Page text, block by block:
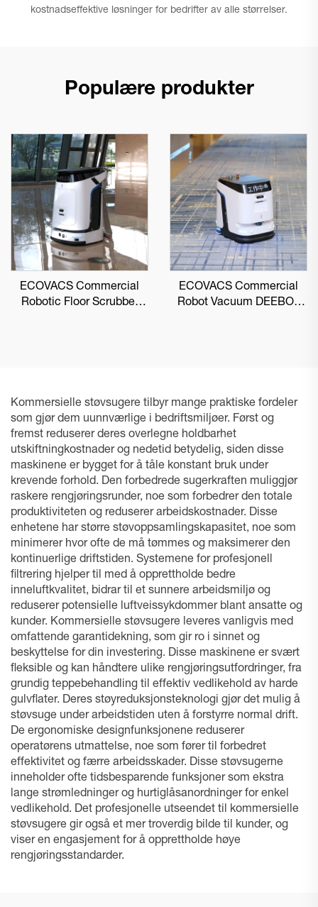
kostnadseffektive løsninger for bedrifter av alle størrelser.
Populære produkter
ECOVACS Commercial
Robotic Floor Scrubber
ECOVACS Commercial
Robot Vacuum DEEBOT
Kommersielle støvsugere tilbyr mange praktiske fordeler
som gjør dem uunnværlige i bedriftsmiljøer. Først og
fremst reduserer deres overlegne holdbarhet
utskiftningkostnader og nedetid betydelig, siden disse
maskinene er bygget for å tåle konstant bruk under
krevende forhold. Den forbedrede sugerkraften muliggjør
raskere rengjøringsrunder, noe som forbedrer den totale
produktiviteten og reduserer arbeidskostnader. Disse
enhetene har større støvoppsamlingskapasitet, noe som
minimerer hvor ofte de må tømmes og maksimerer den
kontinuerlige driftstiden. Systemene for profesjonell
filtrering hjelper til med å opprettholde bedre
inneluftkvalitet, bidrar til et sunnere arbeidsmiljø og
reduserer potensielle luftveissykdommer blant ansatte og
kunder. Kommersielle støvsugere leveres vanligvis med
omfattende garantidekning, som gir ro i sinnet og
beskyttelse for din investering. Disse maskinene er svært
fleksible og kan håndtere ulike rengjøringsutfordringer, fra
grundig teppebehandling til effektiv vedlikehold av harde
gulvflater. Deres støyreduksjonsteknologi gjør det mulig å
støvsuge under arbeidstiden uten å forstyrre normal drift.
De ergonomiske designfunksjonene reduserer
operatørens utmattelse, noe som fører til forbedret
effektivitet og færre arbeidsskader. Disse støvsugerne
inneholder ofte tidsbesparende funksjoner som ekstra
lange strømledninger og hurtiglåsanordninger for enkel
vedlikehold. Det profesjonelle utseendet til kommersielle
støvsugere gir også et mer troverdig bilde til kunder, og
viser en engasjement for å opprettholde høye
rengjøringsstandarder.